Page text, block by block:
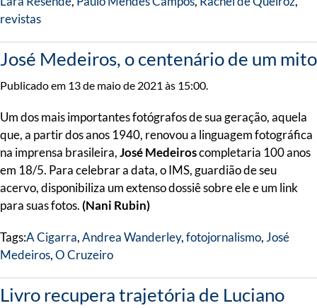
revistas
José Medeiros, o centenário de um mito
Publicado em 13 de maio de 2021 às 15:00.
Um dos mais importantes fotógrafos de sua geração, aquela
que, a partir dos anos 1940, renovou a linguagem fotográfica
na imprensa brasileira,José Medeiroscompletaria 100 anos
em 18/5. Para celebrar a data, o IMS, guardião de seu
acervo, disponibiliza um extenso dossiê sobre ele e um link
para suas fotos. (Nani Rubin)
Tags:A Cigarra,Andrea Wanderley,fotojornalismo, José
Medeiros,O Cruzeiro
Livro recupera trajetória de Luciano